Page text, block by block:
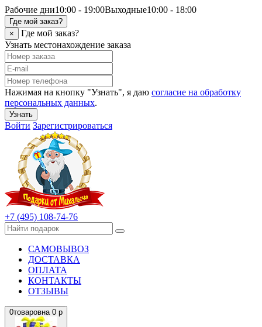
Рабочие дни10:00 - 19:00Выходные10:00 - 18:00
Где мой заказ?
×
Где мой заказ?
Узнать местонахождение заказа
Нажимая на кнопку "Узнать", я даю согласие на обработку
персональных данных.
Узнать
Войти Зарегистрироваться
+7 (495) 108-74-76
САМОВЫВОЗ
ДОСТАВКА
ОПЛАТА
КОНТАКТЫ
ОТЗЫВЫ
0товаровна 0 р